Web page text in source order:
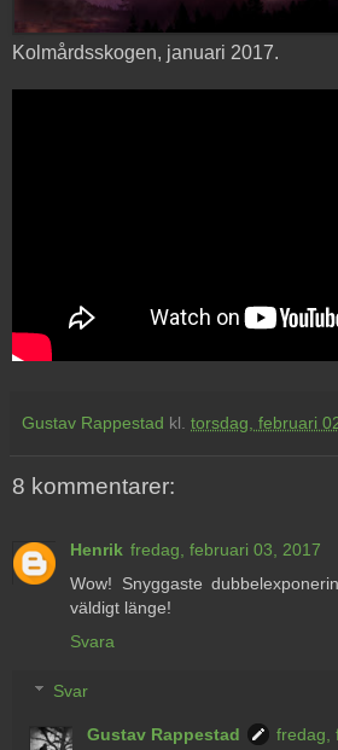
Kolmårdsskogen, januari 2017.
Gustav Rappestad kl. torsdag, februari
8 kommentarer:
Henrik fredag, februari 03, 2017
Wow! Snyggaste
väldigt länge!
Svara
Svar
Gustav Rappestad
fredag,